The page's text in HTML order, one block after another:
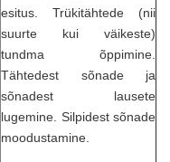
esitus. Trükitähtede (nii
suurte kui väikeste)
tundma õppimine.
Tähtedest sõnade ja
sõnadest lausete
lugemine. Silpidest sõnade
moodustamine.